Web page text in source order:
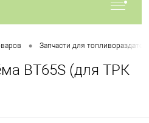
• Запчасти для
ВТ65S (для ТРК